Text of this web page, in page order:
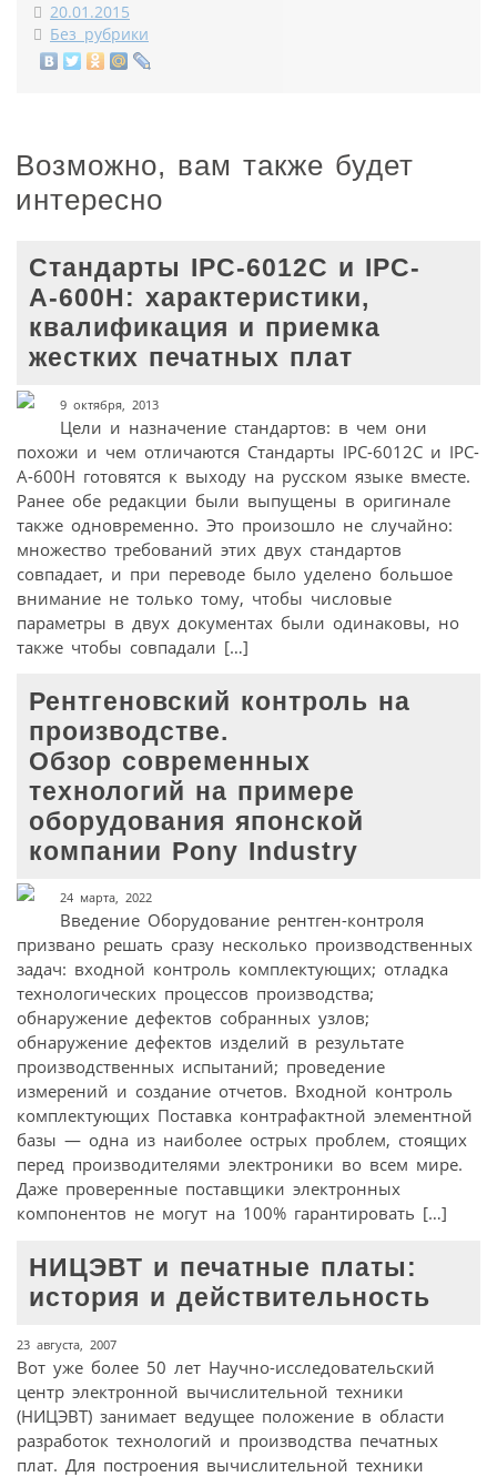
20.01.2015
Без рубрики
Возможно, вам также будет
интересно
Стандарты IPC‑6012C и IPC-
A‑600H: характеристики,
квалификация и приемка
жестких печатных плат
9 октября, 2013
Цели и назначение стандартов: в чем они
похожи и чем отличаются Стандарты IPC-6012C и IPC-
A-600H готовятся к выходу на русском языке вместе.
Ранее обе редакции были выпущены в оригинале
также одновременно. Это произошло не случайно:
множество требований этих двух стандартов
совпадает, и при переводе было уделено большое
внимание не только тому, чтобы числовые
параметры в двух документах были одинаковы, но
также чтобы совпадали […]
Рентгеновский контроль на
производстве.
Обзор современных
технологий на примере
оборудования японской
компании Pony Industry
24 марта, 2022
Введение Оборудование рентген-контроля
призвано решать сразу несколько производственных
задач: входной контроль комплектующих; отладка
технологических процессов производства;
обнаружение дефектов собранных узлов;
обнаружение дефектов изделий в результате
производственных испытаний; проведение
измерений и создание отчетов. Входной контроль
комплектующих Поставка контрафактной элементной
базы — одна из наиболее острых проблем, стоящих
перед производителями электроники во всем мире.
Даже проверенные поставщики электронных
компонентов не могут на 100% гарантировать […]
НИЦЭВТ и печатные платы:
история и действительность
23 августа, 2007
Вот уже более 50 лет Научно-исследовательский
центр электронной вычислительной техники
(НИЦЭВТ) занимает ведущее положение в области
разработок технологий и производства печатных
плат. Для построения вычислительной техники